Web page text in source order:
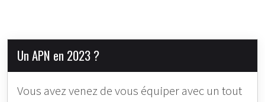
Un APN en 2023 ?
Vous avez venez de vous équiper avec un tout